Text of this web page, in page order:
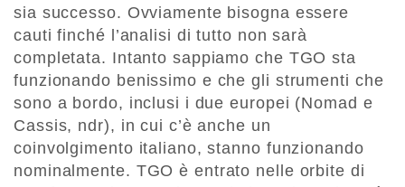
sia successo. Ovviamente bisogna essere
cauti finché l’analisi di tutto non sarà
completata. Intanto sappiamo che TGO sta
funzionando benissimo e che gli strumenti che
sono a bordo, inclusi i due europei (Nomad e
Cassis, ndr), in cui c’è anche un
coinvolgimento italiano, stanno funzionando
nominalmente. TGO è entrato nelle orbite di